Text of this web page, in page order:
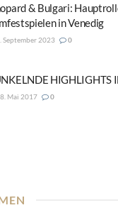
& Bulgari:
in Venedig
September 2023 0
HIGHLIGHTS
Mai 2017 0